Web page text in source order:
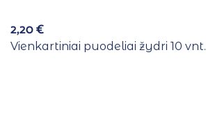
2,20€
Vienkartiniai puodeliai žydri 10 vnt.